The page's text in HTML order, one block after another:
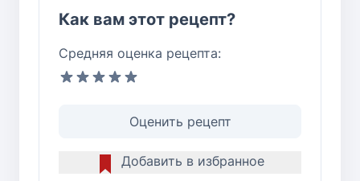
Как вам этот рецепт?
Средняя оценка рецепта:
Оценить рецепт
Добавить в избранное